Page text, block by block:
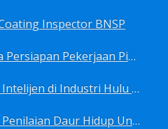
Inspector BNSP
Sertifikasi Pelaksana Persiapan Pekerjaan Pims BNSP
Sertifikasi Pelatihan Intelijen di Industri Hulu Minyak dan Gas Bumi BNSP
Sertifikasi Pelatihan Penilaian Daur Hidup Untuk PROPER (Life Cycle Asssment) BNSP